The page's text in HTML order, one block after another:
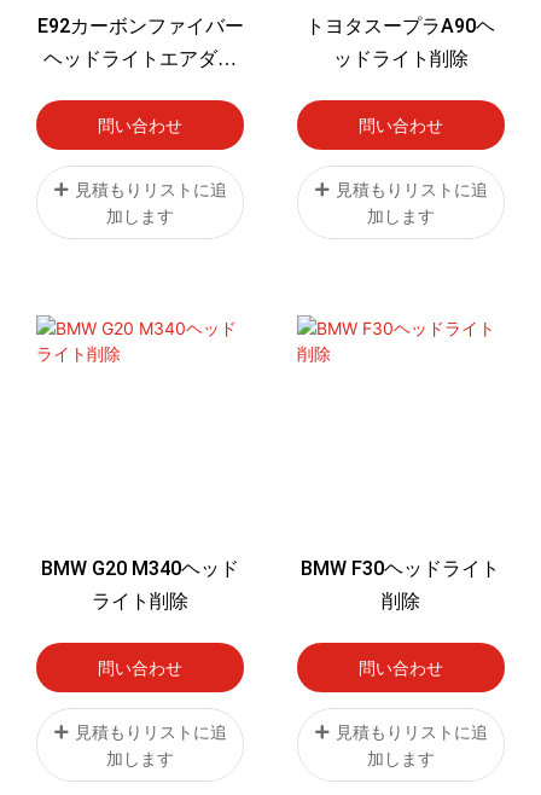
E92カーボンファイバー
ヘッドライトエアダク
問い合わせ
見積もりリストに追
加します
トヨタスープラA90ヘ
ッドライト削除
問い合わせ
見積もりリストに追
加します
BMW G20 M340ヘッド
ライト削除
問い合わせ
見積もりリストに追
加します
BMW F30ヘッドライト
削除
問い合わせ
見積もりリストに追
加します